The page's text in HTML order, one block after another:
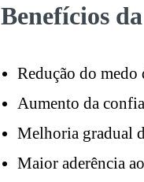
Benefícios da
Redução do
Aumento da
Melhoria gradual
Maior aderência